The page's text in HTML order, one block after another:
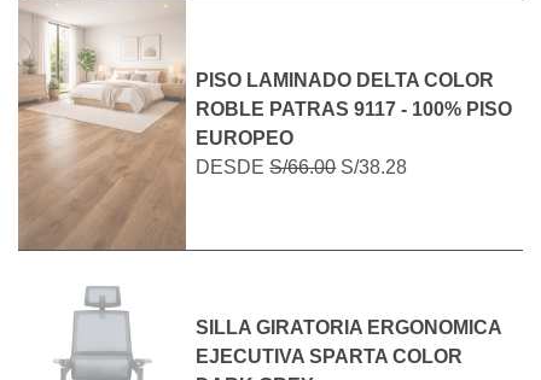
PISO LAMINADO DELTA COLOR
ROBLE PATRAS 9117 - 100% PISO
EUROPEO
DESDES/66.00S/38.28
SILLA GIRATORIA ERGONOMICA
EJECUTIVA SPARTA COLOR